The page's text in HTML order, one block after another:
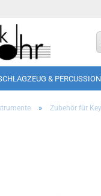
& PERCUSSION
» Zubehör für